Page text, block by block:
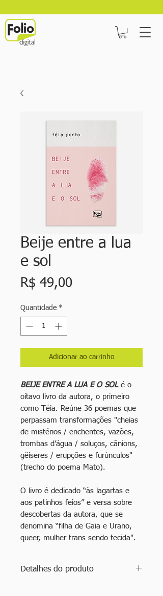
Beije entre a lua
e sol
R$ 49,00Preço
Quantidade *
Adicionar ao carrinho
BEIJE ENTRE A LUA E O SOLé o
oitavo livro da autora, o primeiro
como Téia. Reúne 36 poemas que
perpassam transformações "cheias
de mistérios / enchentes, vazões,
trombas d’água / soluços, cânions,
gêiseres / erupções e furúnculos"
(trecho do poema Mato).
O livro é dedicado “às lagartas e
aos patinhos feios” e versa sobre
descobertas da autora, que se
denomina “filha de Gaia e Urano,
queer, mulher trans sendo tecida".
Detalhes do produto